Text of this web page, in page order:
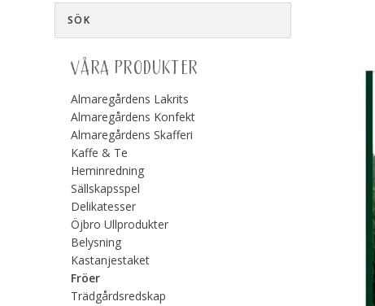
VÅRA PRODUKTER
Almaregårdens Lakrits
Almaregårdens Konfekt
Almaregårdens Skafferi
Kaffe & Te
Heminredning
Sällskapsspel
Delikatesser
Öjbro Ullprodukter
Belysning
Kastanjestaket
Fröer
Trädgårdsredskap